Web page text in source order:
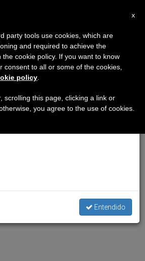
Papa a Camerún
la identidad
misionero oblato
T
t
S
e
×
7 de agosto haremos la pausa
que en el periodo de verano
informaciones y también el
Entendido
x
party tools use cookies, which are
and required to achieve the
the cookie policy. If you want to know
consent to all or some of the cookies,
policy
scrolling this page, clicking a link or
you agree to the use of cookies.